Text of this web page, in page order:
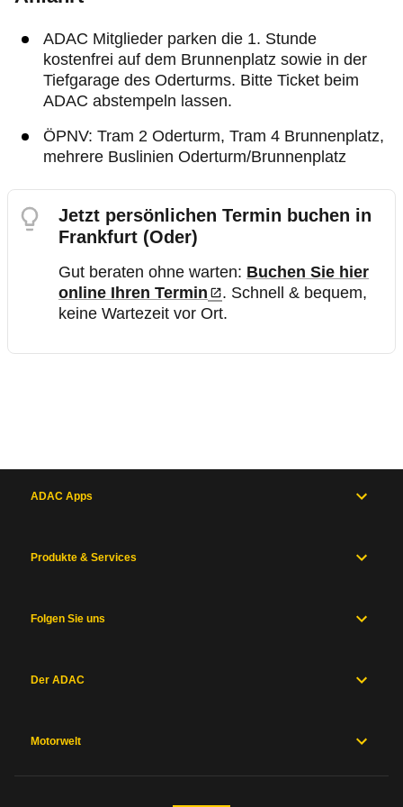
ADAC Mitglieder parken die 1. Stunde
kostenfrei auf dem Brunnenplatz sowie in der
Tiefgarage des Oderturms. Bitte Ticket beim
ADAC abstempeln lassen.
ÖPNV: Tram 2 Oderturm, Tram 4 Brunnenplatz,
mehrere Buslinien Oderturm/Brunnenplatz
Jetzt persönlichen Termin buchen in
Frankfurt (Oder)
Gut beraten ohne warten: Buchen Sie hier
online Ihren Termin
. Schnell & bequem,
keine Wartezeit vor Ort.
ADAC Apps
Produkte & Services
Folgen Sie uns
Der ADAC
Motorwelt